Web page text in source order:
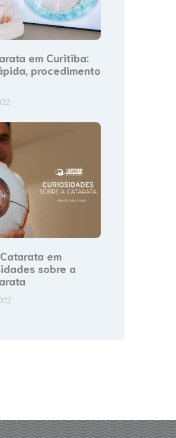
em Curitiba:
procedimento
em
sobre a